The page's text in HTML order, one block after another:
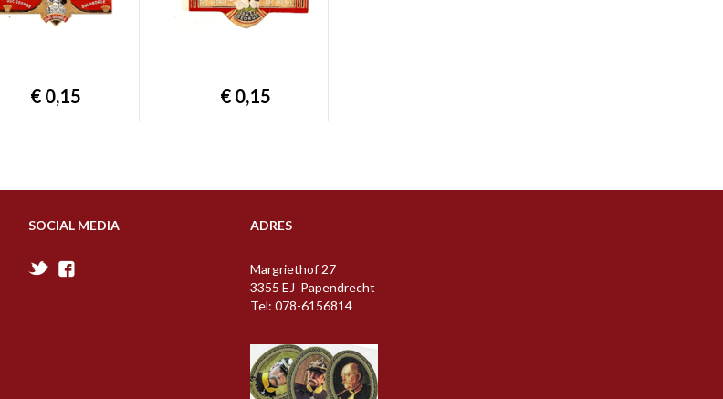
€ 0,15 € 0,15
SOCIAL MEDIA ADRES
Margriethof 27
3355 EJ Papendrecht
Tel: 078-6156814